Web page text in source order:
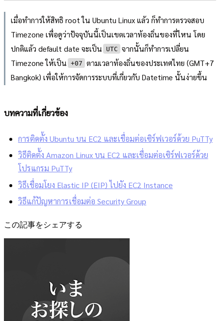
เมื่อทำการให้สิทธิ root ใน Ubuntu Linux แล้ว ก็ทำการตรวจสอบ
Timezone เพื่อดูว่าปัจจุบันนี้เป็นเขตเวลาท้องถิ่นของที่ไหน โดย
ปกติแล้ว default date จะเป็น
UTC จากนั้นก็ทำการเปลี่ยน
Timezone ให้เป็น +07 ตามเวลาท้องถิ่นของประเทศไทย (GMT+7
Bangkok) เพื่อให้การจัดการระบบที่เกี่ยวกับ Datetime นั้นง่ายขึ้น
บทความที่เกี่ยวข้อง
การติดตั้ง Ubuntu บน EC2 และเชื่อมต่อเซิร์ฟเวอร์ด้วย PuTTy
วิธีติดตั้ง Amazon Linux บน EC2 และเชื่อมต่อเซิร์ฟเวอร์ด้วย
โปรแกรม PuTTy
วิธีเชื่อมโยง Elastic IP (EIP) ไปยัง EC2 Instance
วิธีแก้ปัญหาการเชื่อมต่อ Security Group
この記事をシェアする